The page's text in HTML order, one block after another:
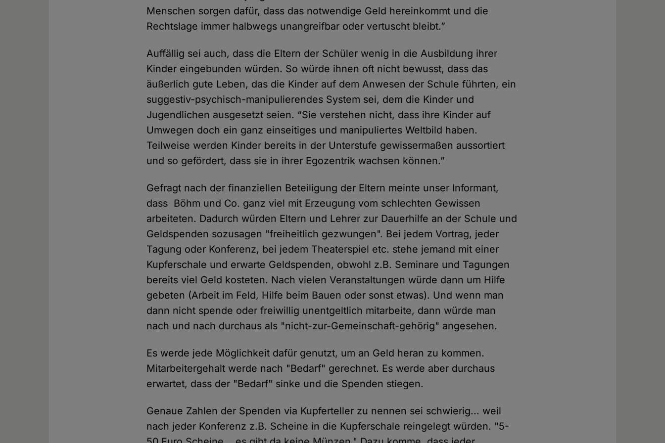
Menschen sorgen dafür, dass das notwendige Geld hereinkommt und die
Rechtslage immer halbwegs unangreifbar oder vertuscht bleibt.”
Auffällig sei auch, dass die Eltern der Schüler wenig in die Ausbildung ihrer
Kinder eingebunden würden. So würde ihnen oft nicht bewusst, dass das
äußerlich gute Leben, das die Kinder auf dem Anwesen der Schule führten, ein
suggestiv-psychisch-manipulierendes System sei, dem die Kinder und
Jugendlichen ausgesetzt seien. “Sie verstehen nicht, dass ihre Kinder auf
Umwegen doch ein ganz einseitiges und manipuliertes Weltbild haben.
Teilweise werden Kinder bereits in der Unterstufe gewissermaßen aussortiert
und so gefördert, dass sie in ihrer Egozentrik wachsen können.”
Gefragt nach der finanziellen Beteiligung der Eltern meinte unser Informant,
dass Böhm und Co. ganz viel mit Erzeugung vom schlechten Gewissen
arbeiteten. Dadurch würden Eltern und Lehrer zur Dauerhilfe an der Schule und
Geldspenden sozusagen "freiheitlich gezwungen". Bei jedem Vortrag, jeder
Tagung oder Konferenz, bei jedem Theaterspiel etc. stehe jemand mit einer
Kupferschale und erwarte Geldspenden, obwohl z.B. Seminare und Tagungen
bereits viel Geld kosteten. Nach vielen Veranstaltungen würde dann um Hilfe
gebeten (Arbeit im Feld, Hilfe beim Bauen oder sonst etwas). Und wenn man
dann nicht spende oder freiwillig unentgeltlich mitarbeite, dann würde man
nach und nach durchaus als "nicht-zur-Gemeinschaft-gehörig" angesehen.
Es werde jede Möglichkeit dafür genutzt, um an Geld heran zu kommen.
Mitarbeitergehalt werde nach "Bedarf" gerechnet. Es werde aber durchaus
erwartet, dass der "Bedarf" sinke und die Spenden stiegen.
Genaue Zahlen der Spenden via Kupferteller zu nennen sei schwierig... weil
nach jeder Konferenz z.B. Scheine in die Kupferschale reingelegt würden. "5-